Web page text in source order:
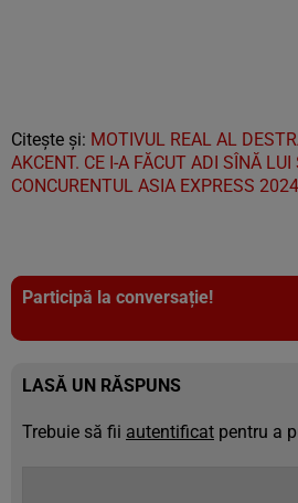
Citește și: MOTIVUL REAL AL
AKCENT. CE I-A FĂCUT ADI SÎNĂ LUI
CONCURENTUL ASIA EXPRESS
Participă la conversație!
LASĂ UN RĂSPUNS
Trebuie să fii autentificat pentru a